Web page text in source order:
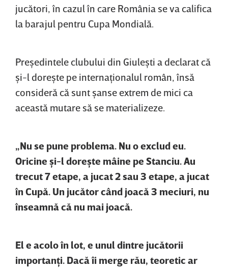
jucători, în cazul în care România se va califica
la barajul pentru Cupa Mondială.
Preşedintele clubului din Giuleşti a declarat că
şi-l doreşte pe internaţionalul român, însă
consideră că sunt şanse extrem de mici ca
această mutare să se materializeze.
„Nu se pune problema. Nu o exclud eu.
Oricine şi-l doreşte mâine pe Stanciu. Au
trecut 7 etape, a jucat 2 sau 3 etape, a jucat
în Cupă. Un jucător când joacă 3 meciuri, nu
înseamnă că nu mai joacă.
El e acolo în lot, e unul dintre jucătorii
importanţi. Dacă îi merge rău, teoretic ar